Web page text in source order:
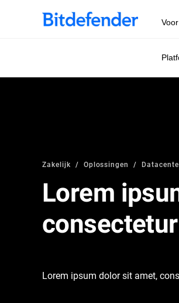
Zakelijk Oplossingen
Lorem
Lorem ipsum dolor sit amet,